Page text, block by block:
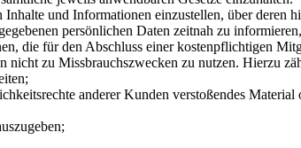
und Informationen einzustellen, über deren
persönlichen Daten zeitnah zu
die für den Abschluss einer kostenpflichtigen
zu Missbrauchszwecken zu nutzen. Hierzu
anderer Kunden verstoßendes